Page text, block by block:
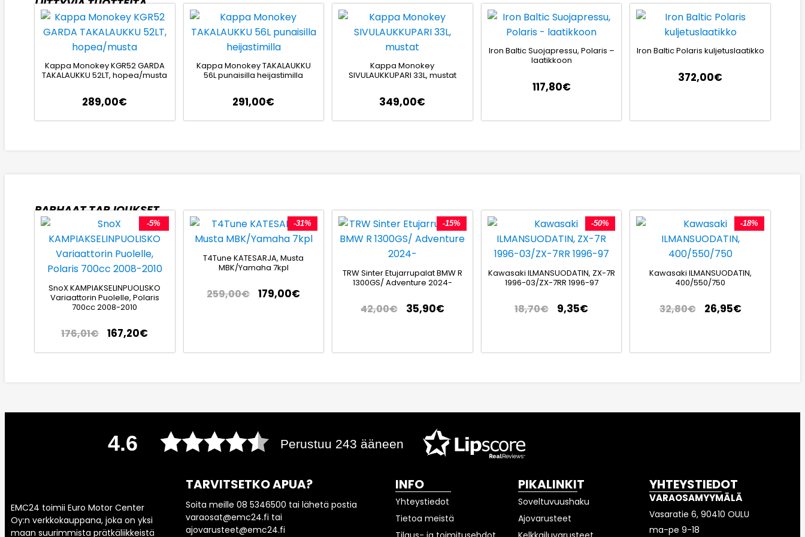
Kappa Monokey KGR52 GARDA
TAKALAUKKU 52LT, hopea/musta
289,00€
Kappa Monokey TAKALAUKKU
56L punaisilla heijastimilla
291,00€
Kappa Monokey
SIVULAUKKUPARI 33L, mustat
349,00€
Iron Baltic Suojapressu, Polaris –
laatikkoon
117,80€
Iron Baltic Polaris kuljetuslaatikko
372,00€
PARHAAT TARJOUKSET
-5%
SnoX KAMPIAKSELINPUOLISKO
Variaattorin Puolelle, Polaris
700cc 2008-2010
176,01€ 167,20€
-31%
T4Tune KATESARJA, Musta
MBK/Yamaha 7kpl
259,00€ 179,00€
-15%
TRW Sinter Etujarrupalat BMW R
1300GS/ Adventure 2024-
42,00€ 35,90€
-50%
Kawasaki ILMANSUODATIN, ZX-7R
1996-03/ZX-7RR 1996-97
18,70€ 9,35€
-18%
Kawasaki ILMANSUODATIN,
400/550/750
32,80€ 26,95€
4.6 Perustuu 243 ääneen
EMC24 toimii Euro Motor Center
Oy:n verkkokauppana, joka on yksi
maan suurimmista prätkäliikkeistä
TARVITSETKO APUA?
Soita meille 08 5346500 tai lähetä postia
varaosat@emc24.fi tai
ajovarusteet@emc24.fi
INFO
Yhteystiedot
Tietoa meistä
PIKALINKIT
Soveltuvuushaku
Ajovarusteet
YHTEYSTIEDOT
VARAOSAMYYMÄLÄ
Vasaratie 6, 90410 OULU
ma-pe 9-18